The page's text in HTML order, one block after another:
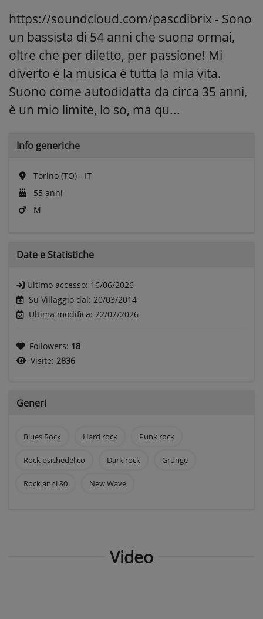
https://soundcloud.com/pascdibrix - Sono
un bassista di 54 anni che suona ormai,
oltre che per diletto, per passione! Mi
diverto e la musica è tutta la mia vita.
Suono come autodidatta da circa 35 anni,
è un mio limite, lo so, ma qu...
Info generiche
Torino (TO) - IT
55 anni
M
Date e Statistiche
Ultimo accesso: 16/06/2026
Su Villaggio dal: 20/03/2014
Ultima modifica: 22/02/2026
Followers: 18
Visite: 2836
Generi
Blues Rock Hard rock Punk rock
Rock psichedelico Dark rock Grunge
Rock anni 80 New Wave
Video